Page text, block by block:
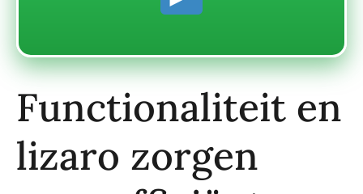
Functionaliteit en
lizaro zorgen